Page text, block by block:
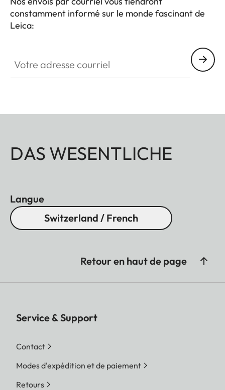
constamment informé sur le monde fascinant de
Leica:
DAS WESENTLICHE
Langue
Switzerland / French
Retour en haut de page
Service & Support
Contact
Modes d'expédition et de paiement
Retours